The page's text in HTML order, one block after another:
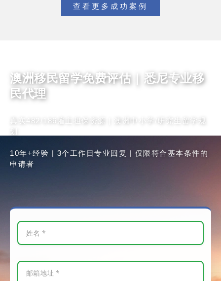
查看更多成功案例
澳洲移民留学免费评估 | 悉尼专业移
民代理
真实482/186雇主担保资源 | 澳洲中小学/研究生留学规
划
10年+经验 | 3个工作日专业回复 | 仅限符合基本条件的
申请者